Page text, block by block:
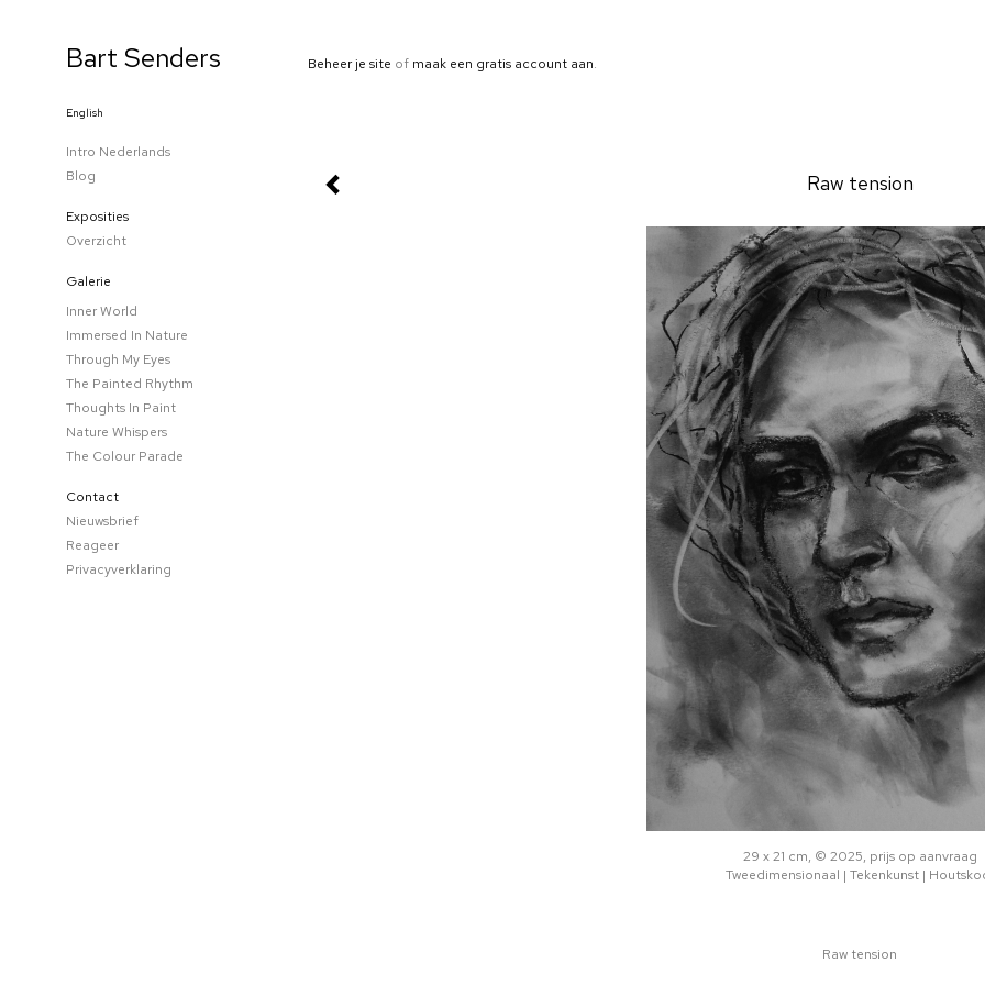
Beheer je site of maak een gratis account aan.
Raw tension
29 x 21 cm, © 2025, prijs op aanvraag
Tweedimensionaal | Tekenkunst |
Raw tension
Bart Senders
English
Intro Nederlands
Blog
Exposities
Overzicht
Galerie
Inner World
Immersed In Nature
Through My Eyes
The Painted Rhythm
Thoughts In Paint
Nature Whispers
The Colour Parade
Contact
Nieuwsbrief
Reageer
Privacyverklaring